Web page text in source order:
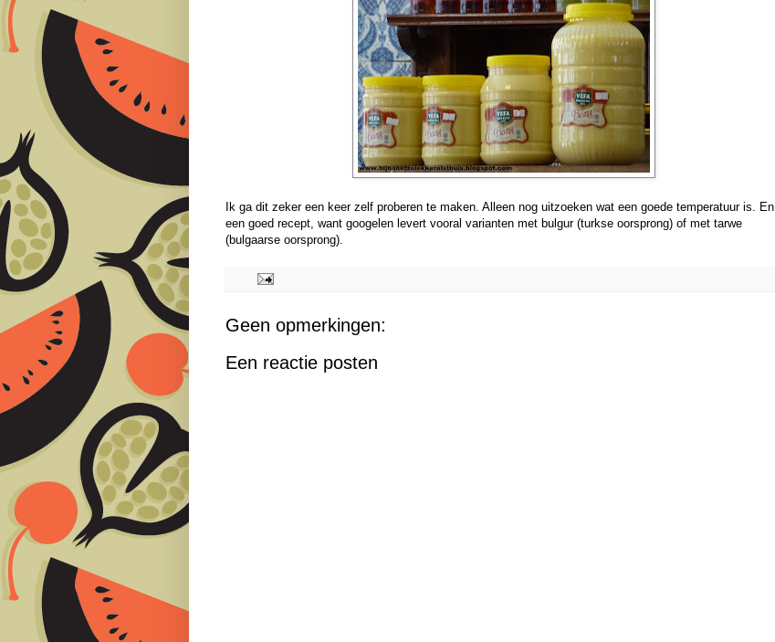
Ik ga dit zeker een keer zelf proberen te maken. Alleen nog uitzoeken wat een goede temperatuur is. En
een goed recept, want googelen levert vooral varianten met bulgur (turkse oorsprong) of met tarwe
(bulgaarse oorsprong).
Geen opmerkingen:
Een reactie posten